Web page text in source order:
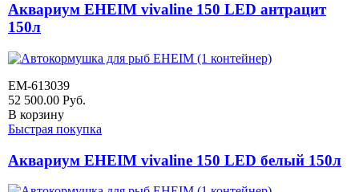
Аквариум EHEIM vivaline 150 LED антрацит
150л
EM-613039
52 500.00 Руб.
В корзину
Быстрая покупка
Аквариум EHEIM vivaline 150 LED белый 150л